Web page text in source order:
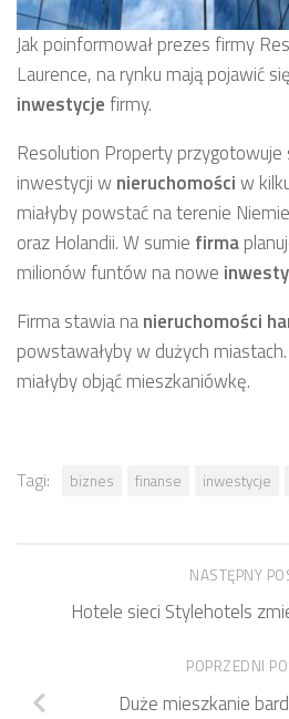
Jak poinformował prezes firmy
Laurence, na rynku mają pojawić
inwestycjefirmy.
Resolution Property
inwestycji wnieruchomościw
miałyby powstać na terenie
oraz Holandii. W sumie firma
milionów funtów na nowe
Firma stawia nanieruchomości
powstawałyby w dużych
miałyby objąć mieszkaniówkę.
Tagi: biznes finanse inwestycje
NASTĘPNY
Hotele sieci Stylehotels
POPRZEDNI
Duże mieszkanie